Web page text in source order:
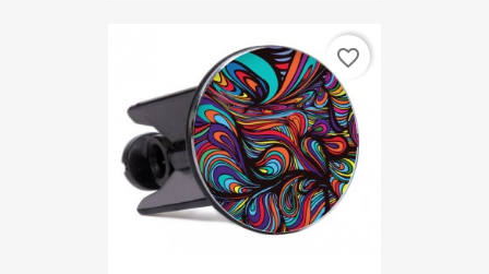
favorite_border